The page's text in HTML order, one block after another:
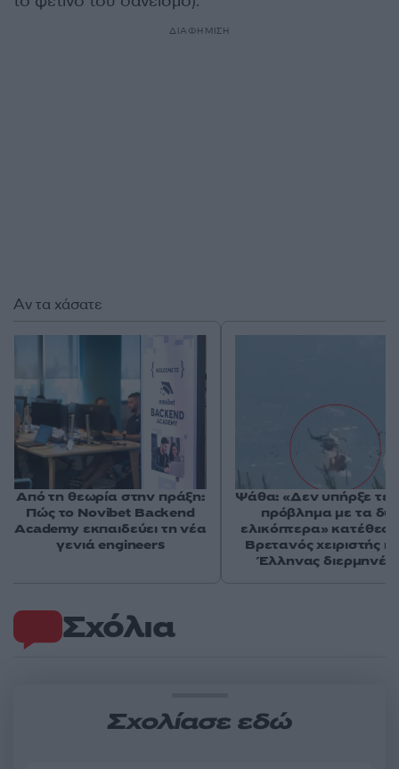
ΔΙΑΦΗΜΙΣΗ
Σχόλια
Σχολίασε εδώ
Αν τα χάσατε
Από τη θεωρία στην πράξη:
Πώς το Novibet Backend
Academy εκπαιδεύει τη νέα
γενιά engineers
Ψάθα: «Δεν υπήρξε
πρόβλημα με τα
ελικόπτερα»
Βρετανός χειριστής
Έλληνας